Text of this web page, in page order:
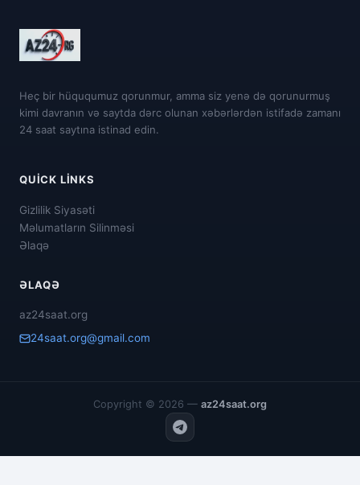
Heç bir hüququmuz qorunmur, amma siz yenə də qorunurmuş
kimi davranın və saytda dərc olunan xəbərlərdən istifadə zamanı
24 saat saytına istinad edin.
QUICK LINKS
Gizlilik Siyasəti
Məlumatların Silinməsi
Əlaqə
ƏLAQƏ
az24saat.org
24saat.org@gmail.com
Copyright © 2026 — az24saat.org